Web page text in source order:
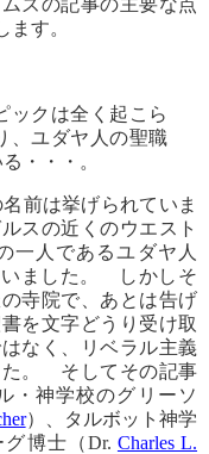
ズの記事の主要な点
ます。
ックは全く起こら
、ユダヤ人の聖職
・・・。
前は挙げられていま
スの近くのウエスト
一人であるユダヤ人
いました。 しかしそ
寺院で、あとは告げ
を文字どうり受け取
なく、リベラル主義
た。 そしてその記事
・神学校のグリーソ
）、タルボット神学
博士（Dr. Charles L.